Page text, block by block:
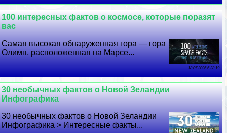
100 интересных фактов о космосе, которые поразят
вас
Самая высокая обнаруженная гора — гора
Олимп, расположенная на Марсе...
18 07 2026 6:23:19
30 необычных фактов о Новой Зеландии
Инфографика
30 необычных фактов о Новой Зеландии
Инфографика > Интересные факты...